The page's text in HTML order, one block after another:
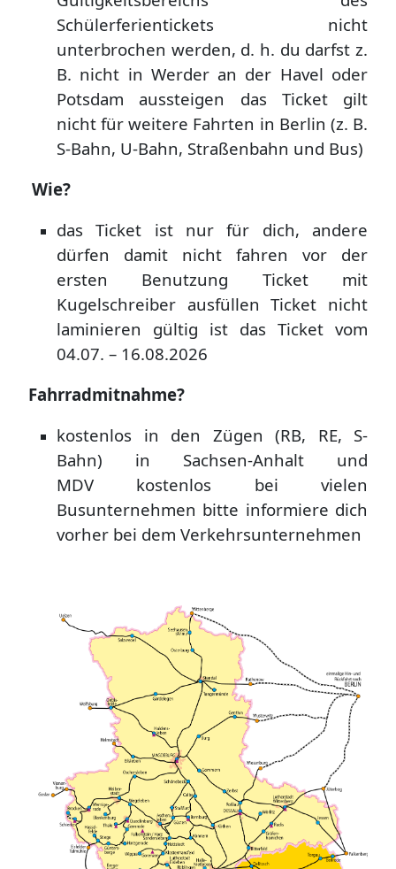
Schülerferientickets nicht
unterbrochen werden, d. h. du darfst z.
B. nicht in Werder an der Havel oder
Potsdam aussteigen das Ticket gilt
nicht für weitere Fahrten in Berlin (z. B.
S-Bahn, U-Bahn, Straßenbahn und Bus)
Wie?
das Ticket ist nur für dich, andere
dürfen damit nicht fahren vor der
ersten Benutzung Ticket mit
Kugelschreiber ausfüllenTicket nicht
laminieren gültig ist das Ticket vom
04.07. – 16.08.2026
Fahrradmitnahme?
kostenlos in den Zügen (RB, RE, S-
Bahn) in Sachsen-Anhalt und
MDV kostenlos bei vielen
Busunternehmen bitte informiere dich
vorher bei dem Verkehrsunternehmen